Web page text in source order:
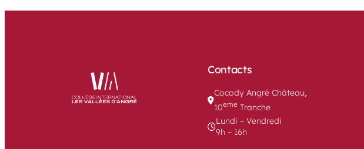
Contacts
Cocody Angré Château,
10eme Tranche
Lundi – Vendredi
9h – 16h